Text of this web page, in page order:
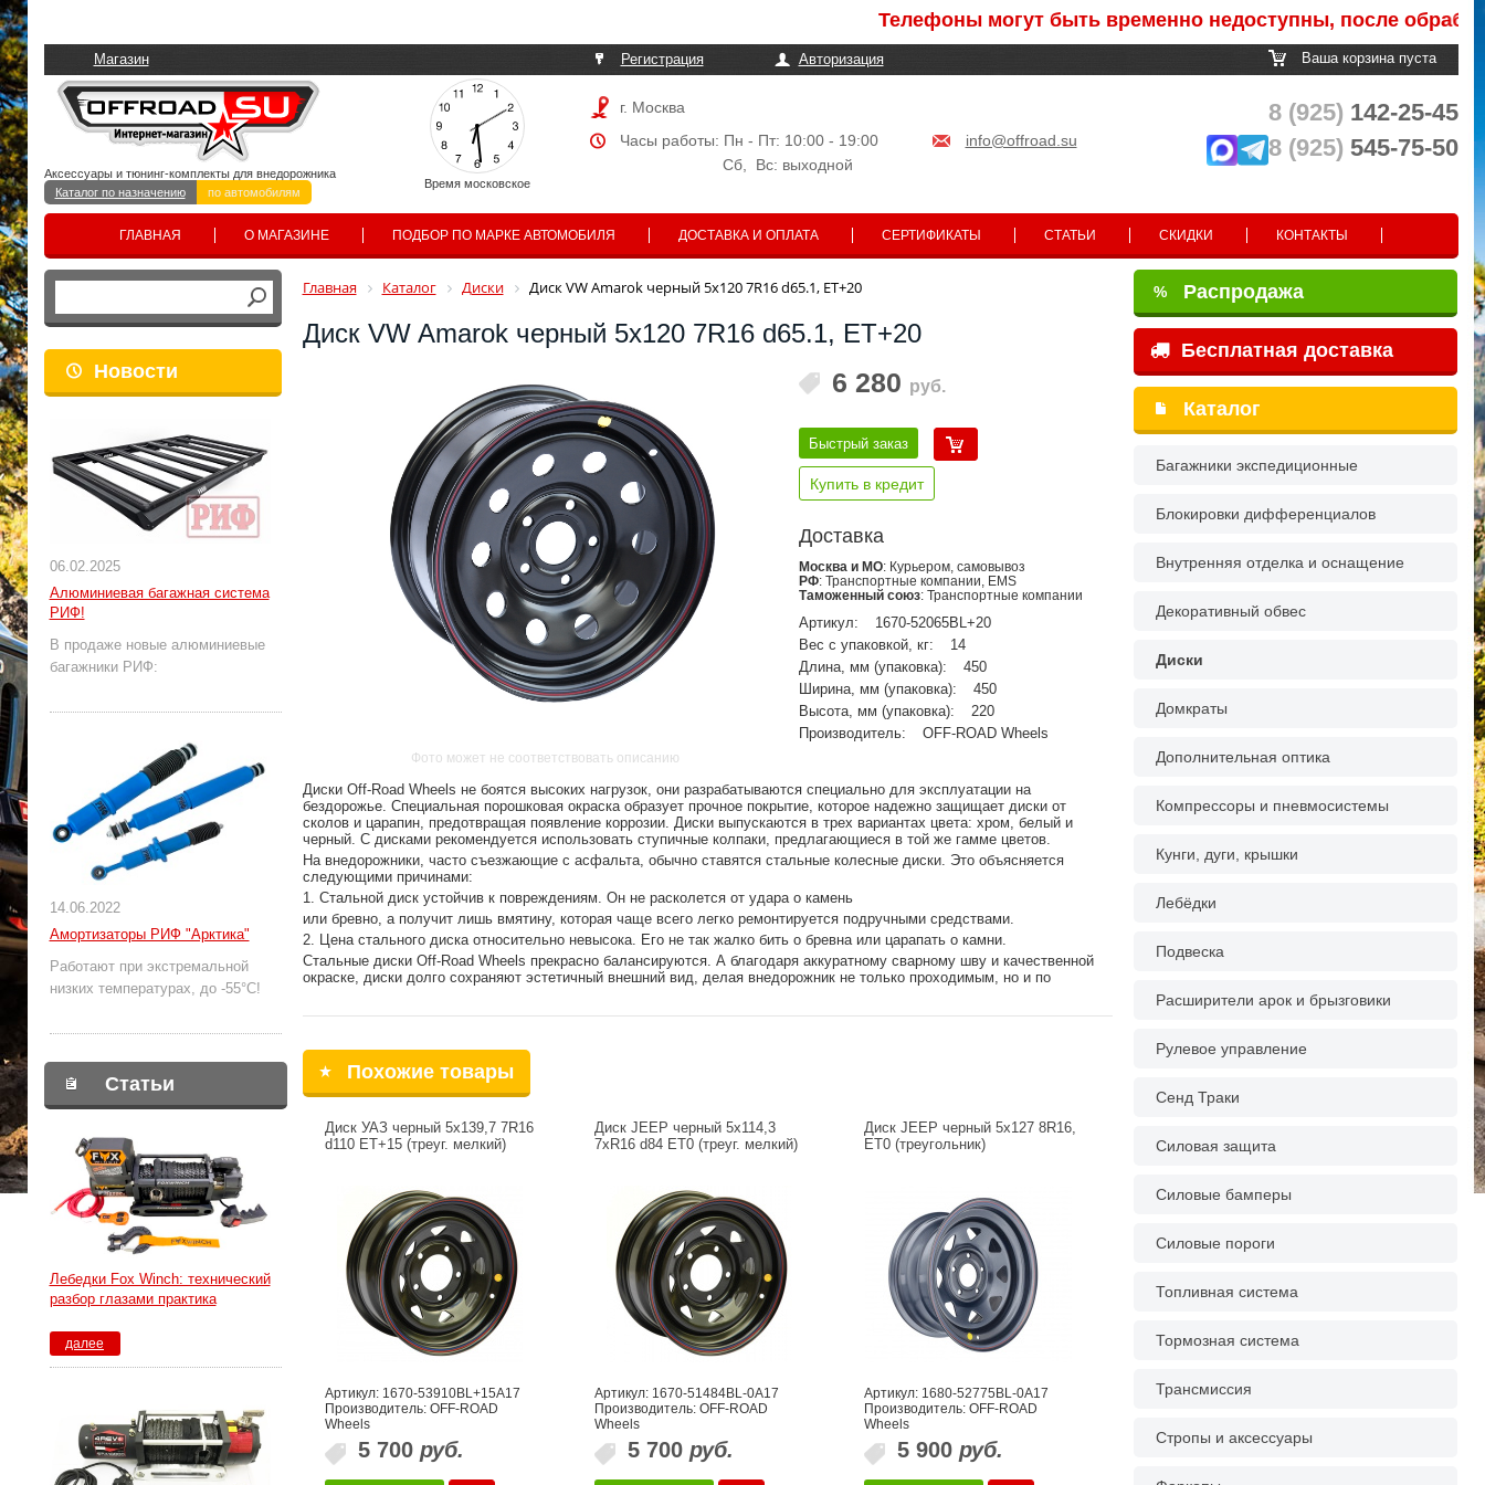
Телефоны могут быть временно недоступны, после обработки
Магазин Регистрация Авторизация Ваша корзина пуста
Время московское
Аксессуары и тюнинг-комплекты для внедорожника
Каталог по назначению
по автомобилям
г. Москва
Часы работы: Пн - Пт: 10:00 - 19:00
info@offroad.su
Сб, Вс: выходной
8 (925) 142-25-45
8 (925) 545-75-50
ГЛАВНАЯ О МАГАЗИНЕ ПОДБОР ПО МАРКЕ АВТОМОБИЛЯ ДОСТАВКА И ОПЛАТА СЕРТИФИКАТЫ СТАТЬИ СКИДКИ КОНТАКТЫ
Новости
06.02.2025
Алюминиевая багажная система
РИФ!
В продаже новые алюминиевые
багажники РИФ:
14.06.2022
Амортизаторы РИФ "Арктика"
Работают при экстремальной
низких температурах, до -55°С!
Статьи
Лебедки Fox Winch: технический
разбор глазами практика
далее
Главная Каталог Диски Диск VW Amarok черный 5x120 7R16 d65.1, ET+20
Диск VW Amarok черный 5x120 7R16 d65.1, ET+20
Фото может не соответствовать описанию
6 280 руб.
Быстрый заказ
Купить в кредит
Доставка
Москва и МО: Курьером, самовывоз
РФ: Транспортные компании, EMS
Таможенный союз: Транспортные компании
Артикул:
1670-52065BL+20
Вес с упаковкой, кг:
14
Длина, мм (упаковка):
450
Ширина, мм (упаковка):
450
Высота, мм (упаковка):
220
Производитель:
OFF-ROAD Wheels
Диски Off-Road Wheels не боятся высоких нагрузок, они разрабатываются специально для эксплуатации на
бездорожье. Специальная порошковая окраска образует прочное покрытие, которое надежно защищает диски от
сколов и царапин, предотвращая появление коррозии. Диски выпускаются в трех вариантах цвета: хром, белый и
черный. С дисками рекомендуется использовать ступичные колпаки, предлагающиеся в той же гамме цветов.
На внедорожники, часто съезжающие с асфальта, обычно ставятся стальные колесные диски. Это объясняется
следующими причинами:
1. Стальной диск устойчив к повреждениям. Он не расколется от удара о камень
или бревно, а получит лишь вмятину, которая чаще всего легко ремонтируется подручными средствами.
2. Цена стального диска относительно невысока. Его не так жалко бить о бревна или царапать о камни.
Стальные диски Off-Road Wheels прекрасно балансируются. А благодаря аккуратному сварному шву и качественной
окраске, диски долго сохраняют эстетичный внешний вид, делая внедорожник не только проходимым, но и по
Похожие товары
Диск УАЗ черный 5x139,7 7R16
d110 ET+15 (треуг. мелкий)
Артикул: 1670-53910BL+15A17
Производитель: OFF-ROAD
Wheels
5 700 руб.
Диск JEEP черный 5х114,3
7xR16 d84 ET0 (треуг. мелкий)
Артикул: 1670-51484BL-0A17
Производитель: OFF-ROAD
Wheels
5 700 руб.
Диск JEEP черный 5х127 8R16,
ET0 (треугольник)
Артикул: 1680-52775BL-0A17
Производитель: OFF-ROAD
Wheels
5 900 руб.
% Распродажа
Бесплатная доставка
Каталог
Багажники экспедиционные
Блокировки дифференциалов
Внутренняя отделка и оснащение
Декоративный обвес
Диски
Домкраты
Дополнительная оптика
Компрессоры и пневмосистемы
Кунги, дуги, крышки
Лебёдки
Подвеска
Расширители арок и брызговики
Рулевое управление
Сенд Траки
Силовая защита
Силовые бамперы
Силовые пороги
Топливная система
Тормозная система
Трансмиссия
Стропы и аксессуары